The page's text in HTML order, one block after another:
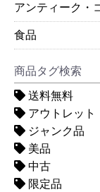
アンティーク・
食品
商品タグ検索
送料無料
アウトレット
ジャンク品
美品
中古
限定品